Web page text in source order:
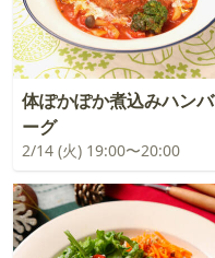
体ぽかぽか煮込みハンバ
ーグ
2/14 (火) 19:00〜20:00